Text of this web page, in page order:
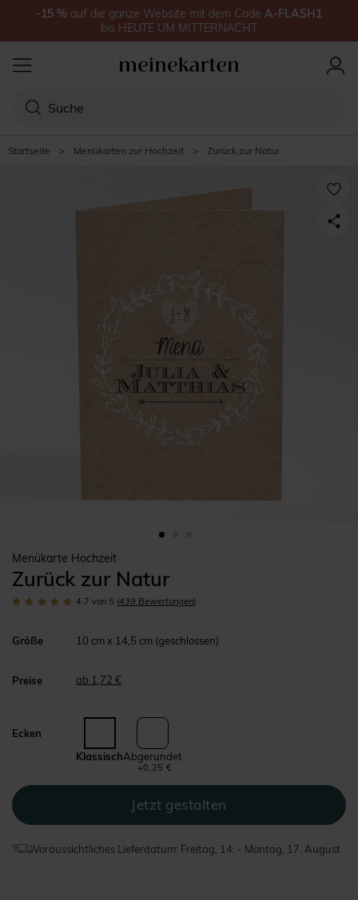
Startseite > Menükarten zur Hochzeit > Zurück zur Natur
Menükarte Hochzeit
Zurück zur Natur
4.7 von 5 (439 Bewertungen)
Größe 10 cm x 14,5 cm (geschlossen)
Preise ab 1,72 €
Ecken
KlassischAbgerundet
+0,25 €
Voraussichtliches Lieferdatum: Freitag, 14. - Montag, 17. August
-15 % auf die ganze Website mit dem Code A-FLASH1
bis HEUTE UM MITTERNACHT